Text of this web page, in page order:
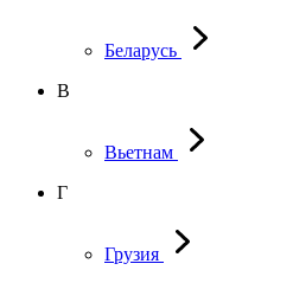
Беларусь
В
Вьетнам
Г
Грузия